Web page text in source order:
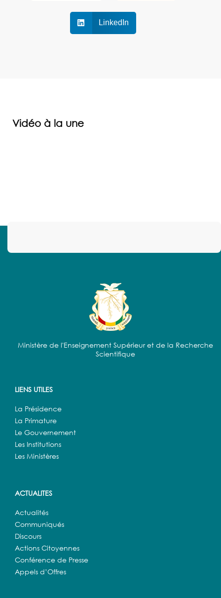
LinkedIn
Vidéo à la une
Ministère de l'Enseignement Supérieur et de la Recherche
Scientifique
LIENS UTILES
La Présidence
La Primature
Le Gouvernement
Les Institutions
Les Ministères
ACTUALITES
Actualités
Communiqués
Discours
Actions Citoyennes
Conférence de Presse
Appels d’Offres